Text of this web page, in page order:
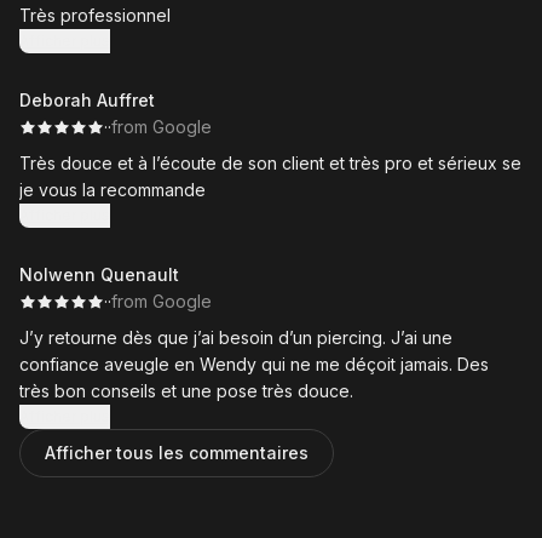
Très professionnel
Afficher plus
Deborah Auffret
··from Google
Très douce et à l’écoute de son client et très pro et sérieux se
je vous la recommande
Afficher plus
Nolwenn Quenault
··from Google
J’y retourne dès que j’ai besoin d’un piercing. J’ai une
confiance aveugle en Wendy qui ne me déçoit jamais. Des
très bon conseils et une pose très douce.
Afficher plus
Afficher tous les commentaires